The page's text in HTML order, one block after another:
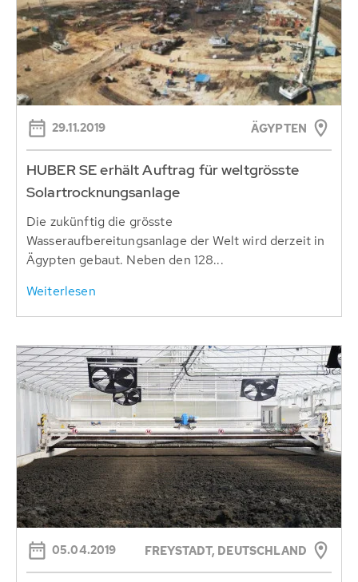
29.11.2019 ÄGYPTEN
HUBER SE erhält Auftrag für weltgrösste
Solartrocknungsanlage
Die zukünftig die grösste
Wasseraufbereitungsanlage der Welt wird derzeit in
Ägypten gebaut. Neben den 128...
Weiterlesen
05.04.2019 FREYSTADT, DEUTSCHLAND